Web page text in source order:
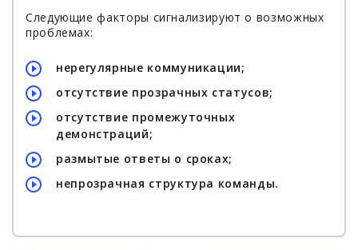
Следующие факторы сигнализируют о возможных
проблемах:
нерегулярные коммуникации;
отсутствие прозрачных статусов;
отсутствие промежуточных
демонстраций;
размытые ответы о сроках;
непрозрачная структура команды.